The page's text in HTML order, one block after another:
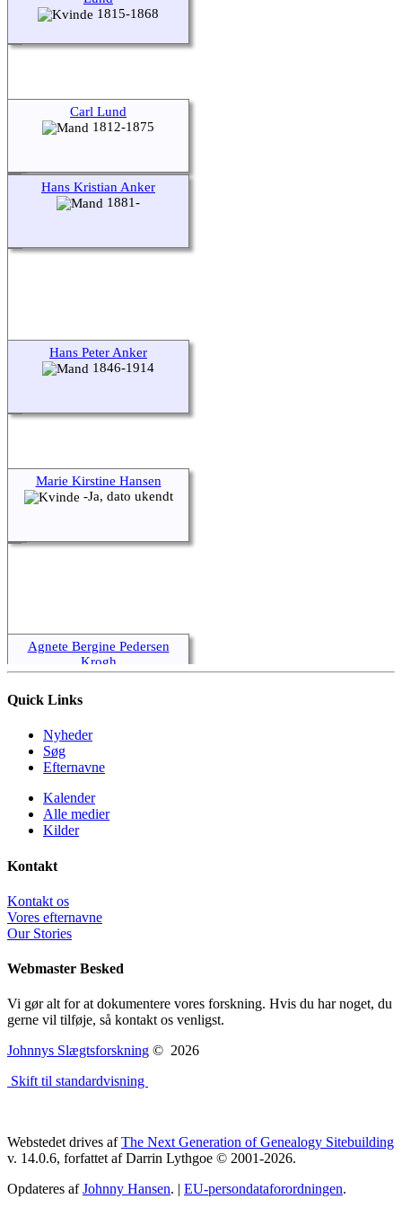
1815-1868
Carl Lund
1812-1875
Hans Kristian Anker
1881-
Hans Peter Anker
1846-1914
Marie Kirstine Hansen
-Ja, dato ukendt
Agnete Bergine Pedersen
Krogh
1859-Ja, dato
Christiane Charlotte Lund
Christian Anker
Else Dorthea Lund
1820-Ja, dato
ukendt
Jens Peter Lund
Hansine Margrethe Elisabeth
1882-Ja, dato
Quick Links
Nyheder
Søg
Efternavne
Kalender
Alle medier
Kilder
Kontakt
Kontakt os
Vores efternavne
Our Stories
Webmaster Besked
Vi gør alt for at dokumentere vores forskning. Hvis du har noget, du
gerne vil tilføje, så kontakt os venligst.
Johnnys Slægtsforskning © 2026
Skift til standardvisning
Webstedet drives afThe Next Generation of Genealogy Sitebuilding
v. 14.0.6, forfattet af Darrin Lythgoe © 2001-2026.
Opdateres afJohnny Hansen. | EU-persondataforordningen.